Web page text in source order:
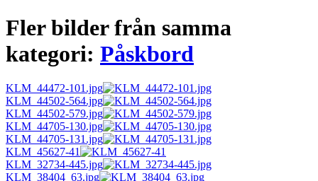
Fler bilder från samma
kategori: Påskbord
KLM_44472-101.jpg
KLM_44502-564.jpg
KLM_44502-579.jpg
KLM_44705-130.jpg
KLM_44705-131.jpg
KLM_45627-41
KLM_32734-445.jpg
KLM_38404_63.jpg